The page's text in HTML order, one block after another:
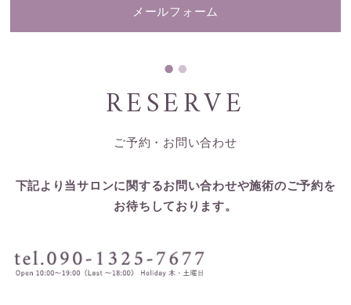
メールフォーム
RESERVE
ご予約・お問い合わせ
下記より当サロンに関するお問い合わせや施術のご予約を
お待ちしております。